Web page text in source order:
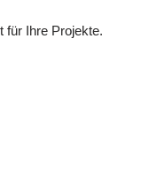
für Ihre Projekte.